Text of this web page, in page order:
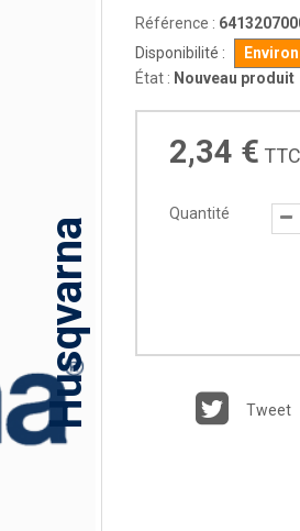
Husqvarna
Référence :
Disponibilité :
État : Nouveau produit
2,34 € TTC
Quantité
Tweet